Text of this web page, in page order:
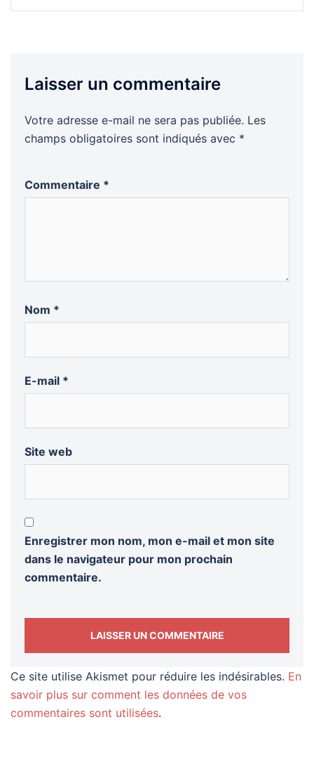
Laisser un commentaire
Votre adresse e-mail ne sera pas publiée. Les
champs obligatoires sont indiqués avec *
Commentaire *
Nom *
E-mail *
Site web
Enregistrer mon nom, mon e-mail et mon site
dans le navigateur pour mon prochain
commentaire.
Ce site utilise Akismet pour réduire les indésirables. En
savoir plus sur comment les données de vos
commentaires sont utilisées.